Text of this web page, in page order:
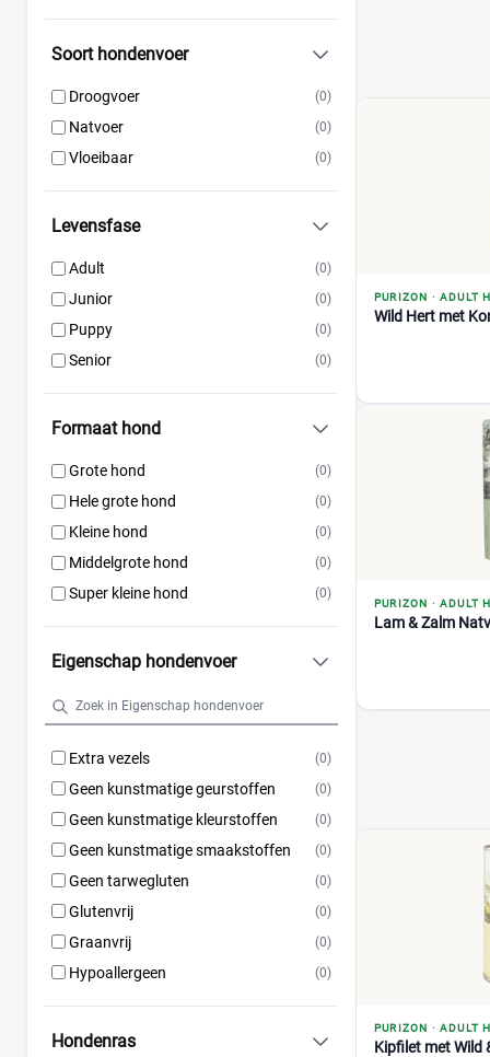
Pro Plan (63)
Renske (53)
Royal Canin (195)
Versele-Laga (33)
Soort hondenvoer
Droogvoer (0)
Natvoer (0)
Vloeibaar (0)
Levensfase
Adult (0)
Junior (0)
Puppy (0)
Senior (0)
Formaat hond
Grote hond (0)
Hele grote hond (0)
Kleine hond (0)
Middelgrote hond (0)
Super kleine hond (0)
Eigenschap hondenvoer
Extra vezels (0)
Geen kunstmatige geurstoffen (0)
Geen kunstmatige kleurstoffen (0)
Geen kunstmatige smaakstoffen (0)
Geen tarwegluten (0)
Glutenvrij (0)
Graanvrij (0)
Hypoallergeen (0)
Hondenras
PURIZON ·ADULT
Wild Hert met
PURIZON ·ADULT
Lam & Zalm
PURIZON ·ADULT
Kipfilet met Wild